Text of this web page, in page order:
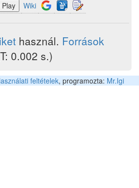
Wiki
használ. Források
0.002 s.)
feltételek, programozta: Mr.Igi